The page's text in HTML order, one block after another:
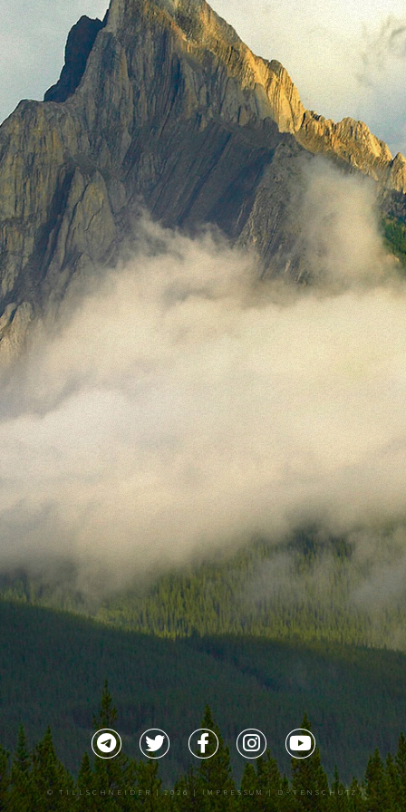
©TILLSCHNEIDER | 2026 |IMPRESSUM |DATENSCHUTZ